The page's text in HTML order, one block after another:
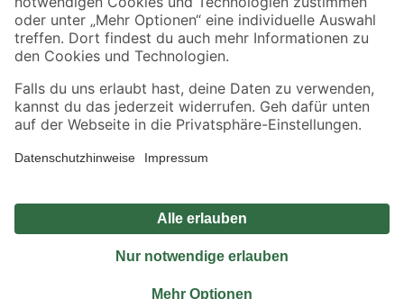
Alle Preisangaben in EUR inkl. gesetzl. MwSt.. Die dargestellten Angebote sind unter
Umständen nicht in allen Märkten verfügbar. Die angegebenen Verfügbarkeiten beziehen
Produkte nur solange der Vorrat reicht.
*Paketversand ab 59 € versandkostenfrei, gilt nicht für Artikel mit Speditionsversand, hier
Privatsphäre Impressum
Nutzungsbedingungen
Widerrufsrecht
Vertrag widerrufen